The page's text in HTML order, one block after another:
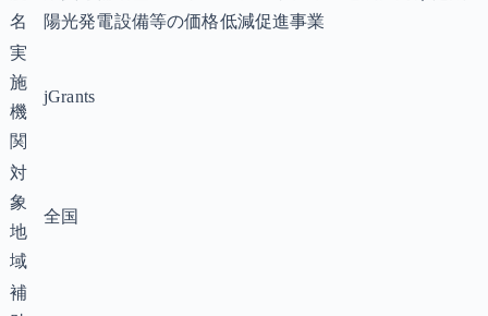
名
陽光発電設備等の価格低減促進事業
実
施
機
関
jGrants
対
象
地
域
全国
補